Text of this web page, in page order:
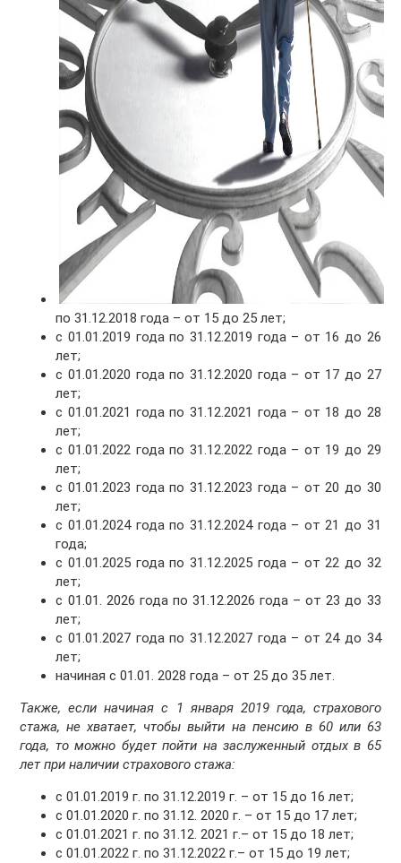
по 31.12.2018 года – от 15 до 25 лет;
с 01.01.2019 года по 31.12.2019 года – от 16 до 26
лет;
с 01.01.2020 года по 31.12.2020 года – от 17 до 27
лет;
с 01.01.2021 года по 31.12.2021 года – от 18 до 28
лет;
с 01.01.2022 года по 31.12.2022 года – от 19 до 29
лет;
с 01.01.2023 года по 31.12.2023 года – от 20 до 30
лет;
с 01.01.2024 года по 31.12.2024 года – от 21 до 31
года;
с 01.01.2025 года по 31.12.2025 года – от 22 до 32
лет;
с 01.01. 2026 года по 31.12.2026 года – от 23 до 33
лет;
с 01.01.2027 года по 31.12.2027 года – от 24 до 34
лет;
начиная с 01.01. 2028 года – от 25 до 35 лет.
Также, если начиная с 1 января 2019 года, страхового
стажа, не хватает, чтобы выйти на пенсию в 60 или 63
года, то можно будет пойти на заслуженный отдых в 65
лет при наличии страхового стажа:
с 01.01.2019 г. по 31.12.2019 г. – от 15 до 16 лет;
с 01.01.2020 г. по 31.12. 2020 г. – от 15 до 17 лет;
с 01.01.2021 г. по 31.12. 2021 г.– от 15 до 18 лет;
с 01.01.2022 г. по 31.12.2022 г.– от 15 до 19 лет;